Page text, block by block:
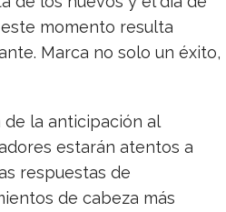
momento resulta
Marca no solo un éxito,
la anticipación al
estarán atentos a
respuestas de
de cabeza más